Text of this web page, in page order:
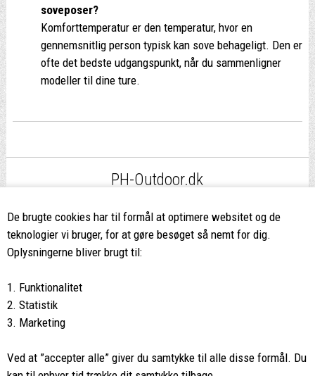
De brugte cookies har til formål at optimere websitet og de
teknologier vi bruger, for at gøre besøget så nemt for dig.
Oplysningerne bliver brugt til:
1. Funktionalitet
2. Statistik
3. Marketing
Ved at ”accepter alle” giver du samtykke til alle disse formål. Du
soveposer?
Komforttemperatur er den temperatur, hvor en
gennemsnitlig person typisk kan sove behageligt. Den er
ofte det bedste udgangspunkt, når du sammenligner
modeller til dine ture.
PH-Outdoor.dk
ved køb over 499,-*
8662 2113
Vi glæder os til at se dig